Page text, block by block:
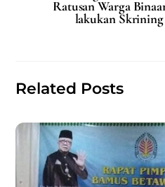
p
Ratusan Warga
lakukan
Related Posts